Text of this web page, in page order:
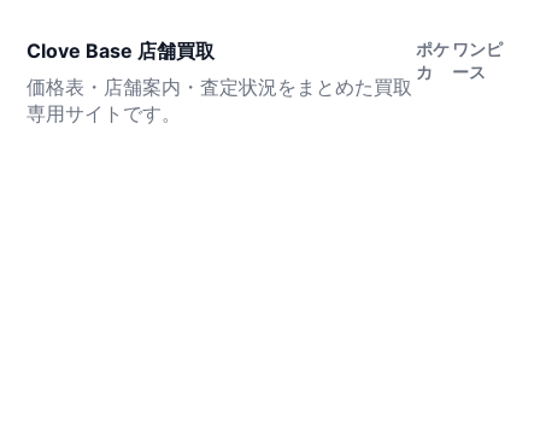
Clove Base 店舗買取
価格表・店舗案内・査定状況をまとめた買取
専用サイトです。
ポケ
カ
ワンピ
ース